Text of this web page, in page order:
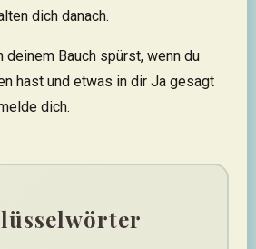
dich danach.
deinem Bauch spürst, wenn du
hast und etwas in dir Ja gesagt
dich.